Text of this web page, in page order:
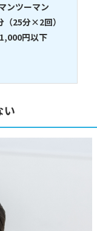
ンツーマン
（25分×2回）
1,000円以下
い